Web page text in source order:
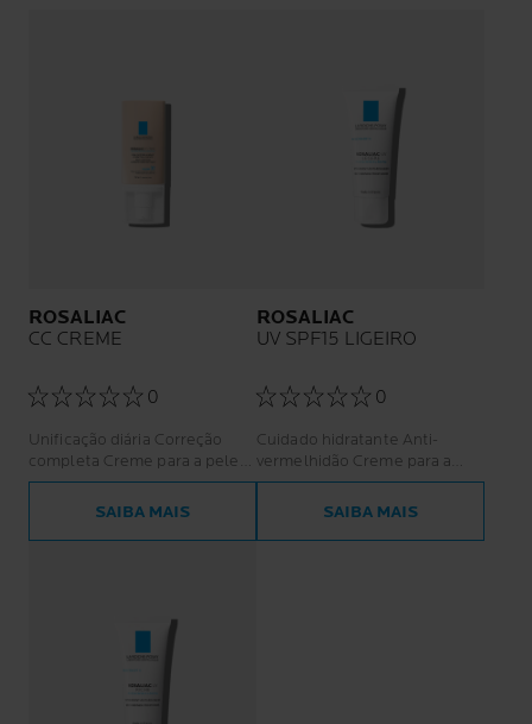
ROSALIAC
CC CREME
0
Unificação diária Correção
completa Creme para a pele
sensível
SAIBA MAIS
ROSALIAC
UV SPF15 LIGEIRO
0
Cuidado hidratante Anti-
vermelhidão Creme para a
pele com tendência para a
couperoseSAIBA MAIS